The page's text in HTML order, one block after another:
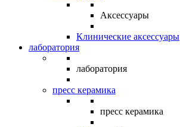
Аксессуары
Клинические аксессуары
лаборатория
лаборатория
пресс керамика
пресс керамика